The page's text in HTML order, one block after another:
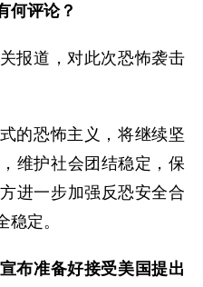
何评论？
报道，对此次恐怖袭击
的恐怖主义，将继续坚
维护社会团结稳定，保
进一步加强反恐安全合
定。
布准备好接受美国提出